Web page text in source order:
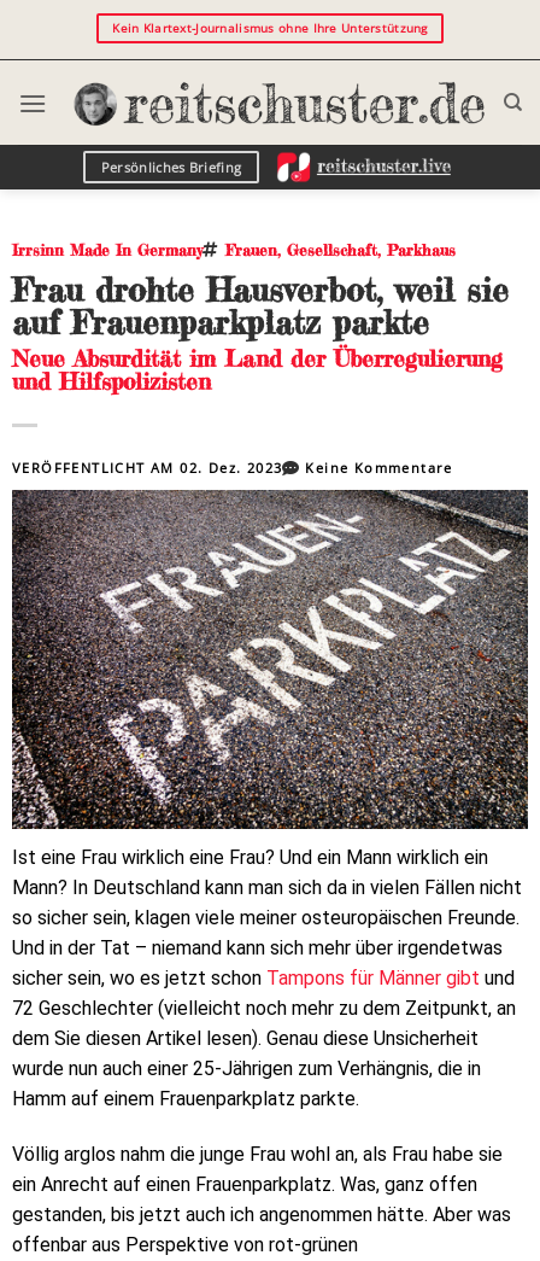
Kein Klartext-Journalismus ohne Ihre Unterstützung
Persönliches Briefing
Irrsinn Made In Germany Frauen, Gesellschaft,Parkhaus
Frau drohte Hausverbot, weil sie
auf Frauenparkplatz parkte
Neue Absurdität im Land der Überregulierung
und Hilfspolizisten
VERÖFFENTLICHT AM02. Dez. 2023 Keine Kommentare
Ist eine Frau wirklich eine Frau? Und ein Mann wirklich ein
Mann? In Deutschland kann man sich da in vielen Fällen nicht
so sicher sein, klagen viele meiner osteuropäischen Freunde.
Und in der Tat – niemand kann sich mehr über irgendetwas
sicher sein, wo es jetzt schon Tampons für Männer gibt und
72 Geschlechter (vielleicht noch mehr zu dem Zeitpunkt, an
dem Sie diesen Artikel lesen). Genau diese Unsicherheit
wurde nun auch einer 25-Jährigen zum Verhängnis, die in
Hamm auf einem Frauenparkplatz parkte.
Völlig arglos nahm die junge Frau wohl an, als Frau habe sie
ein Anrecht auf einen Frauenparkplatz. Was, ganz offen
gestanden, bis jetzt auch ich angenommen hätte. Aber was
offenbar aus Perspektive von rot-grünen